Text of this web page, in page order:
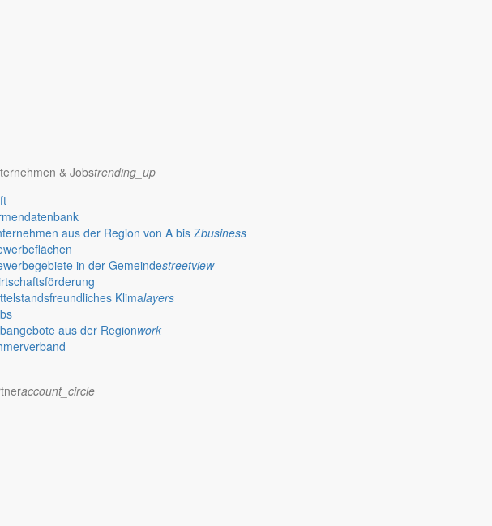
& Jobstrending_up
aus der Region von A bis Zbusiness
in der Gemeindestreetview
Klimalayers
aus der Regionwork
account_circle